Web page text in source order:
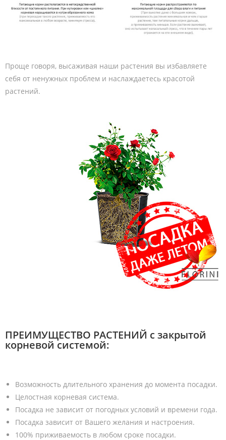
Проще говоря, высаживая наши растения вы избавляете
себя от ненужных проблем и наслаждаетесь красотой
растений.
ПРЕИМУЩЕСТВО РАСТЕНИЙ с закрытой
корневой системой:
Возможность длительного хранения до момента посадки.
Целостная корневая система.
Посадка не зависит от погодных условий и времени года.
Посадка зависит от Вашего желания и настроения.
100% приживаемость в любом сроке посадки.